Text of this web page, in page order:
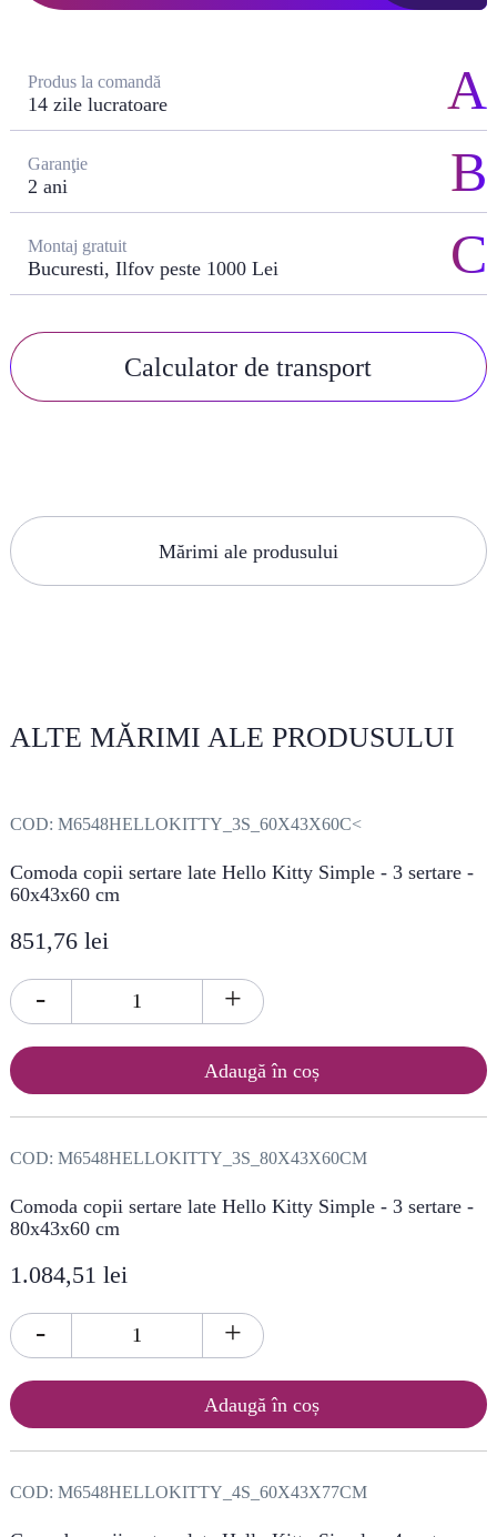
Produs la comandă
14 zile lucratoare
Garanţie
2 ani
Montaj gratuit
Bucuresti, Ilfov peste 1000 Lei
Calculator de transport
Mărimi ale produsului
ALTE MĂRIMI ALE PRODUSULUI
COD: M6548HELLOKITTY_3S_60X43X60C<
Comoda copii sertare late Hello Kitty Simple - 3 sertare -
60x43x60 cm
851,76 lei
+
-
Adaugă în coș
COD: M6548HELLOKITTY_3S_80X43X60CM
Comoda copii sertare late Hello Kitty Simple - 3 sertare -
80x43x60 cm
1.084,51 lei
+
-
Adaugă în coș
COD: M6548HELLOKITTY_4S_60X43X77CM